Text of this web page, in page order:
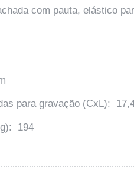
com pauta, elástico
para gravação (CxL):
194